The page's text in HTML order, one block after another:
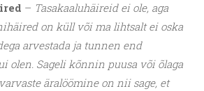
– Tasakaaluhäireid ei ole, aga
on küll või ma lihtsalt ei oska
arvestada ja tunnen end
olen. Sageli kõnnin puusa või õlaga
äralöömine on nii sage, et